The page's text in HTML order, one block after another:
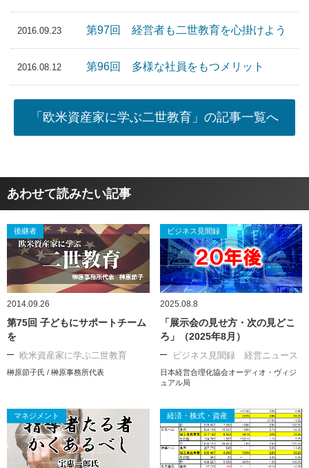
2016.09.23 第97回 経営者も二世教育を心掛けよう
2016.08.12 第96回 多様な社員をもつメリット
「欧米資産家に学ぶ二世教育」の記事一覧へ
あわせて読みたい記事
後継者
2014.09.26
第75回 子どもにサポートチーム
を
欧米資産家に学ぶ二世教育
榊原節子氏 / 榊原事務所代表
ビジネス見聞録
2025.08.8
「展示会の見せ方・次の見どこ
ろ」（2025年8月）
ビジネス見聞録 経営ニュース
日本経営合理化協会オーディオ・ヴィジ
ュアル局
マネジメント 経済・株式・資産